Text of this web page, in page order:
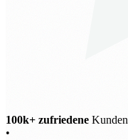
100k+ zufriedene Kunden
•